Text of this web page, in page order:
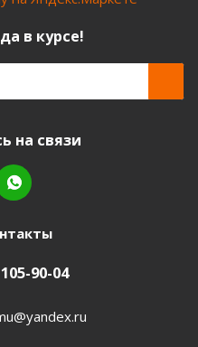
в курсе!
на связи
90-04